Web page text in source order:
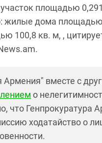
площадью
жилые дома
100,8 кв. м, ,
вместе с
о
что Генпрокуратура
ходатайство о